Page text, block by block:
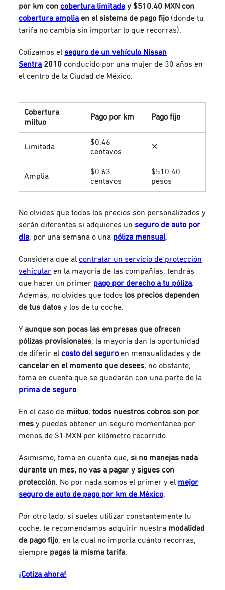
por km concobertura limitada y $510.40 MXN con
cobertura amplia en el sistema de pago fijo (donde tu
tarifa no cambia sin importar lo que recorras).
Cotizamos elseguro de un vehículo Nissan
Sentra 2010 conducido por una mujer de 30 años en
el centro de la Ciudad de México:
Cobertura
miituo
Pago por km Pago fijo
Limitada
$0.46
centavos
✕
Amplia
$0.63
centavos
$510.40
pesos
No olvides que todos los precios son personalizados y
serán diferentes si adquieres unseguro de auto por
día, por una semana o una póliza mensual.
Considera que alcontratar un servicio de protección
vehicular en la mayoría de las compañías, tendrás
que hacer un primer pago por derecho a tu póliza.
Además, no olvides que todos los precios dependen
de tus datos y los de tu coche.
Y aunque son pocas las empresas que ofrecen
pólizas provisionales, la mayoría dan la oportunidad
de diferir elcosto del seguro en mensualidades y de
cancelar en el momento que desees, no obstante,
toma en cuenta que se quedarán con una parte de la
prima de seguro.
En el caso de miituo, todos nuestros cobros son por
mesy puedes obtener un seguro momentáneo por
menos de $1 MXN por kilómetro recorrido.
Asimismo, toma en cuenta que,si no manejas nada
durante un mes, no vas a pagar y sigues con
protección. No por nada somos el primer y el mejor
seguro de auto de pago por km de México.
Por otro lado, si sueles utilizar constantemente tu
coche, te recomendamos adquirir nuestra modalidad
de pago fijo, en la cual no importa cuánto recorras,
siempre pagas la misma tarifa.
¡Cotiza ahora!